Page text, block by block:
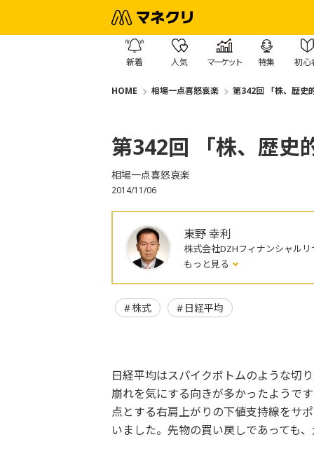
新着 人気 マーケット 特集 初心
HOME 相場一点喜怒哀楽 第342回 「株、歴史
第342回 「株、歴史
相場一点喜怒哀楽
2014/11/06
東野 幸利
株式会社DZHフィナンシャル
もっと見る
株式 日経平均
日経平均はスパイクボトムのような切
崩れを気にする向きが多かったようで
点とする右肩上がりの下値支持線をサ
いました。先物の買い戻しであっても